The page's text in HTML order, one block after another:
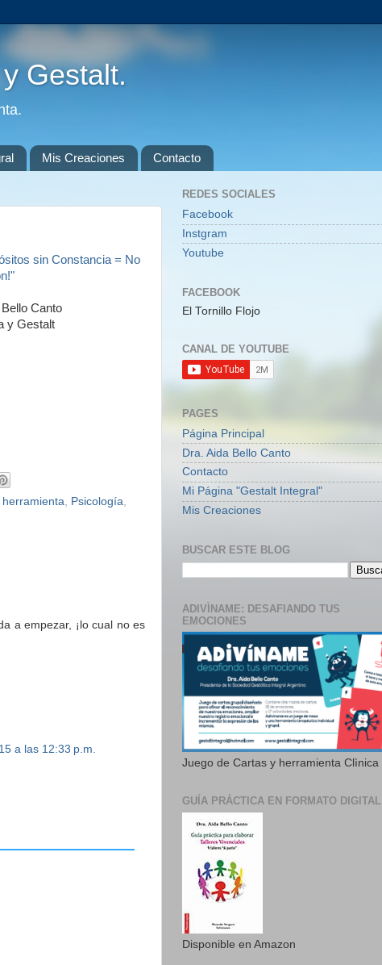
Gestalt.
Mis Creaciones Contacto
sin Constancia = No
Canto
y Gestalt
herramienta, Psicología,
a empezar, ¡lo cual no es
a las 12:33 p.m.
REDES SOCIALES
Facebook
Instgram
Youtube
FACEBOOK
El Tornillo Flojo
CANAL DE YOUTUBE
PAGES
Página Principal
Dra. Aida Bello Canto
Contacto
Mi Página "Gestalt Integral"
Mis Creaciones
BUSCAR ESTE BLOG
ADIVÌNAME: DESAFIANDO TUS
EMOCIONES
Juego de Cartas y herramienta Clìnica
GUÍA PRÁCTICA EN FORMATO DIGITAL
Disponible en Amazon